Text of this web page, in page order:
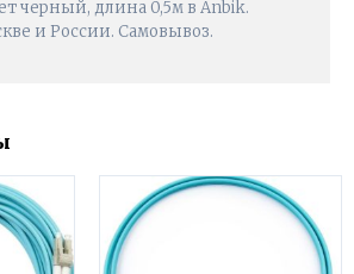
черный, длина 0,5м в Anbik.
и России. Самовывоз.